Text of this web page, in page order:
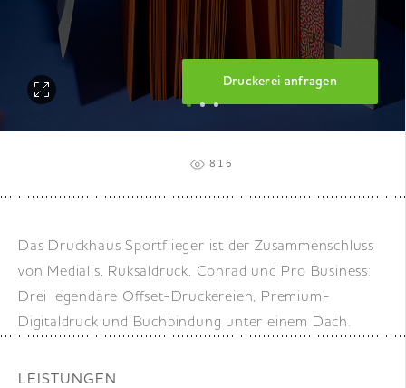
Druckerei anfragen
816
Das Druckhaus Sportflieger ist der Zusammenschluss
von Medialis, Ruksaldruck, Conrad und Pro Business:
Drei legendäre Offset-Druckereien, Premium-
Digitaldruck und Buchbindung unter einem Dach.
LEISTUNGEN